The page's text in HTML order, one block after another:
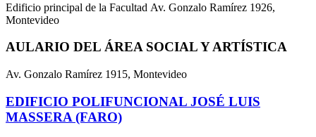
Edificio principal de la Facultad Av. Gonzalo Ramírez 1926,
Montevideo
AULARIO DEL ÁREA SOCIAL Y ARTÍSTICA
Av. Gonzalo Ramírez 1915, Montevideo
EDIFICIO POLIFUNCIONAL JOSÉ LUIS
MASSERA (FARO)